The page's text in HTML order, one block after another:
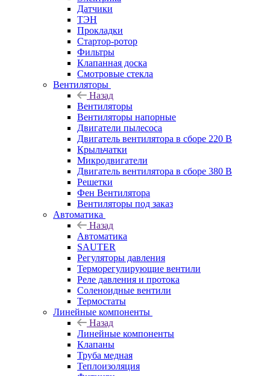
Датчики
ТЭН
Прокладки
Стартор-ротор
Фильтры
Клапанная доска
Смотровые стекла
Вентиляторы
Назад
Вентиляторы
Вентиляторы напорные
Двигатели пылесоса
Двигатель вентилятора в сборе 220 В
Крыльчатки
Микродвигатели
Двигатель вентилятора в сборе 380 В
Решетки
Фен Вентилятора
Вентиляторы под заказ
Автоматика
Назад
Автоматика
SAUTER
Регуляторы давления
Терморегулирующие вентили
Реле давления и протока
Соленоидные вентили
Термостаты
Линейные компоненты
Назад
Линейные компоненты
Клапаны
Труба медная
Теплоизоляция